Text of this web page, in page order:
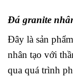
Đá granite
Đây là sản
nhân tạo với
qua quá trình